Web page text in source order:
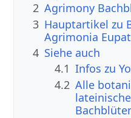
2 Agrimony
3 Hauptartikel zu
Agrimonia
4 Siehe auch
4.1 Infos zu
4.2 Alle